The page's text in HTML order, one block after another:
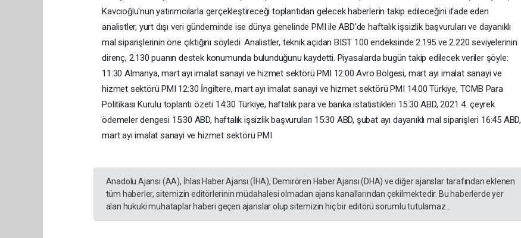
Kavcıoğlu'nun yatırımcılarla gerçekleştireceği toplantıdan gelecek haberlerin takip edileceğini ifade eden
analistler, yurt dışı veri gündeminde ise dünya genelinde PMI ile ABD'de haftalık işsizlik başvuruları ve dayanıklı
mal siparişlerinin öne çıktığını söyledi. Analistler, teknik açıdan BIST 100 endeksinde 2.195 ve 2.220 seviyelerinin
direnç, 2.130 puanın destek konumunda bulunduğunu kaydetti. Piyasalarda bugün takip edilecek veriler şöyle:
11:30 Almanya, mart ayı imalat sanayi ve hizmet sektörü PMI 12:00 Avro Bölgesi, mart ayı imalat sanayi ve
hizmet sektörü PMI 12:30 İngiltere, mart ayı imalat sanayi ve hizmet sektörü PMI 14.00 Türkiye, TCMB Para
Politikası Kurulu toplantı özeti 14:30 Türkiye, haftalık para ve banka istatistikleri 15:30 ABD, 2021 4. çeyrek
ödemeler dengesi 15:30 ABD, haftalık işsizlik başvuruları 15:30 ABD, şubat ayı dayanıklı mal siparişleri 16:45 ABD,
mart ayı imalat sanayi ve hizmet sektörü PMI
Anadolu Ajansı (AA), İhlas Haber Ajansı (İHA), Demirören Haber Ajansı (DHA) ve diğer ajanslar tarafından eklenen
tüm haberler, sitemizin editörlerinin müdahalesi olmadan ajans kanallarından çekilmektedir. Bu haberlerde yer
alan hukuki muhataplar haberi geçen ajanslar olup sitemizin hiç bir editörü sorumlu tutulamaz...